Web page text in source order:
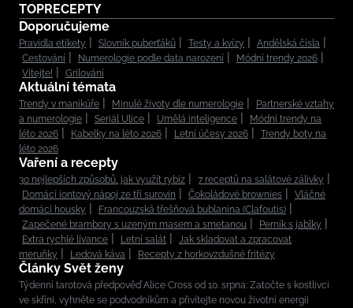
TOPRECEPTY
Doporučujeme
Pravidla etikety Slovník puberťáků Testy a kvízy
Andělská čísla
Cestování
Numerologie podle data narození
Módní trendy 2026
Vítejte!
Grilování
Aktuální témata
Trendy v manikúře Minulé životy dle numerologie
Partnerské vztahy
a numerologie
Seriál Ulice Umělá inteligence
Módní trendy na
léto 2026
Kabelky na léto 2026 Letní účesy 2026
Trendy boty na
léto 2026
Vaření a recepty
30 nejlepších způsobů, jak využít rybíz
7 receptů na salátové zálivky
Domácí iontový nápoj ze tří surovin
Čokoládové brownies
Vláčné
domácí housky
Francouzská třešňová bublanina (Clafoutis)
Zapečené brambory s uzeným masem a smetanou
Perník s jablky
Extra rychlé lívance
Letní salát
Jak skladovat a zpracovat
meruňky
Ledová káva Recepty z horkovzdušné fritézy
Články Svět ženy
Týdenní tarotová předpověď Alice Cross od 10. srpna: Zatočte s kostlivci
ve skříni, vyhněte se podvodníkům a přivítejte novou životní energii